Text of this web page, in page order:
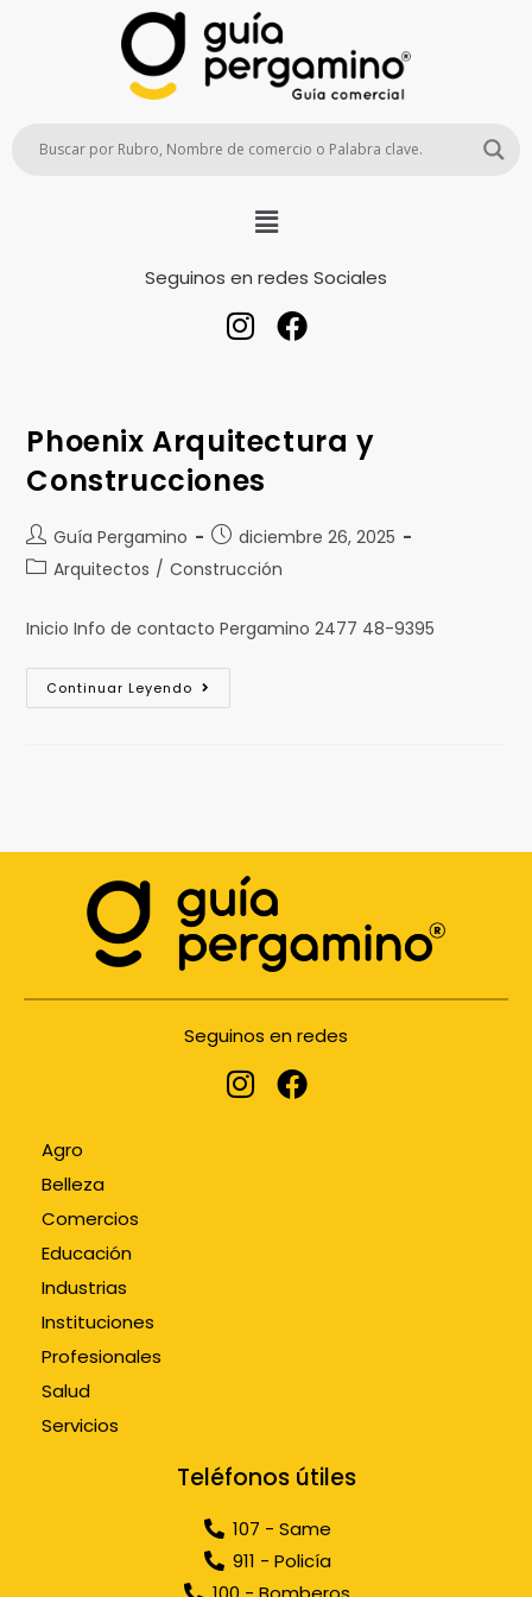
Seguinos en redes Sociales
Phoenix Arquitectura y
Construcciones
Guía Pergamino
diciembre 26, 2025
Arquitectos / Construcción
Inicio Info de contacto Pergamino 2477 48-9395
Continuar Leyendo
Seguinos en redes
Agro
Belleza
Comercios
Educación
Industrias
Instituciones
Profesionales
Salud
Servicios
Teléfonos útiles
107 - Same
911 - Policía